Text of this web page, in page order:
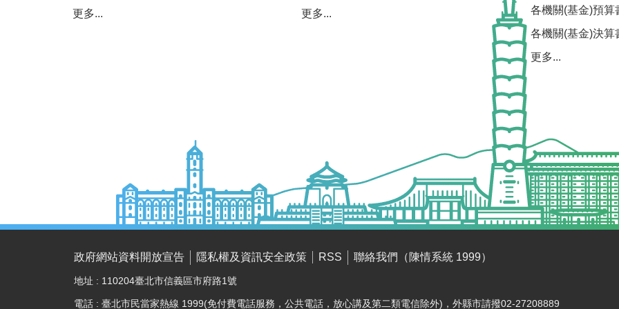
更多... 更多...
各機關(基金)預算
各機關(基金)決算
更多...
政府網站資料開放宣告 隱私權及資訊安全政策 RSS 聯絡我們（陳情系統 1999）
地址 : 110204臺北市信義區市府路1號
電話 : 臺北市民當家熱線 1999(免付費電話服務，公共電話，放心講及第二類電信除外)，外縣市請撥02-27208889